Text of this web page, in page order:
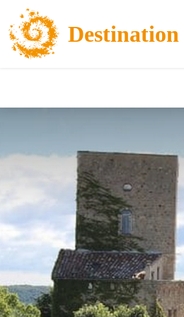
Destination